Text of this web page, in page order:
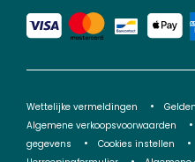
Wettelijke vermeldingen
Algemene verkoopsvoorwaarden
gegevens
Cookies instellen